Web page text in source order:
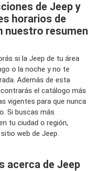
de Jeep y
horarios de
nuestro resumen
si la Jeep de tu área
o la noche y no te
Además de esta
el catálogo más
vigentes para que nunca
Si buscas más
tu ciudad o región,
web de Jeep.
acerca de Jeep